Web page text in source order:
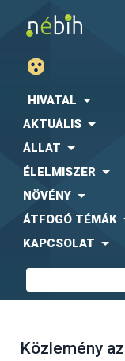
HIVATAL
AKTUÁLIS
ÁLLAT
ÉLELMISZER
NÖVÉNY
ÁTFOGÓ TÉMÁK
KAPCSOLAT
Közlemény